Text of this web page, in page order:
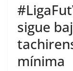
sigue
mínima